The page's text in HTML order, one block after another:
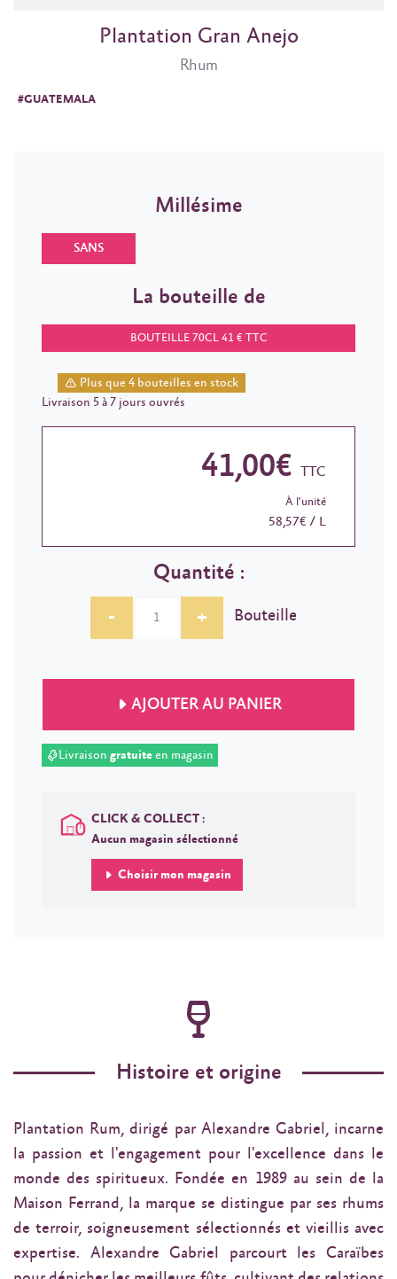
Rhum
Plantation Gran Anejo
#GUATEMALA
Millésime
SANS
La bouteille de
BOUTEILLE 70CL 41 € TTC
Plus que 4 bouteilles en stock
Livraison 5 à 7 jours ouvrés
41,00€ TTC
À l'unité
58,57€ / L
Quantité :
-
+ Bouteille
AJOUTER AU PANIER
Livraison gratuiteen magasin
CLICK & COLLECT :
Aucun magasin sélectionné
Choisir mon magasin
Histoire et origine
Plantation Rum, dirigé par Alexandre Gabriel, incarne
la passion et l'engagement pour l'excellence dans le
monde des spiritueux. Fondée en 1989 au sein de la
Maison Ferrand, la marque se distingue par ses rhums
de terroir, soigneusement sélectionnés et vieillis avec
expertise. Alexandre Gabriel parcourt les Caraïbes